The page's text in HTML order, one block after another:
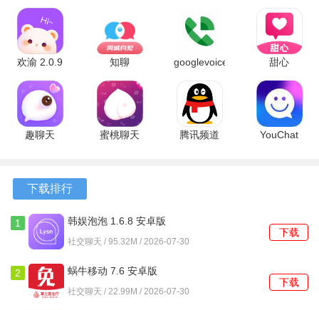
1、首页展示了多种社交方式，包括连接神器、日迹分享等，
通过这些功能与他人进行更深层次的互动。
2、弹情模块允许用户分享自己的性爱观和情感故事，及时获
取性知识和经验，帮助用户丰富自己的情感生活。
3、么么功能提供了私聊的安全保障，设置私密聊天，避免骚
扰和不必要的打扰，确保交流的愉快。
与的讨论和互动，便于管理自己的社交内容。
盘丝洞app破解无限盘币软件特色
1、平台鼓励用户积极分享自己的情感故事，帮助他人找到共
鸣，营造出一种温暖而包容的社交氛围。
2、每位用户都可以通过邮箱注册，保护个人隐私的享受更自
欢渝 2.0.9
最新版
知聊
6.24.1.0 手
机版
googlevoice
2026.01.25.860734784
官方版
甜心
4.13.01 官
方版
趣聊天
蜜桃聊天
腾讯频道
YouChat
下载排行
1 韩娱泡泡 1.6.8 安卓版
社交聊天 / 95.32M / 2026-07-30
下载
2 蜗牛移动 7.6 安卓版
社交聊天 / 22.99M / 2026-07-30
下载